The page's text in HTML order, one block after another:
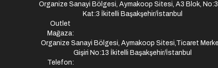
Organize Sanayi Bölgesi, Aymakoop Sitesi, A3 Blok,
Kat:3 İkitelli Başakşehir/İstanbul
Outlet
Mağaza:
Organize Sanayi Bölgesi, Aymakoop Sitesi,Ticaret
Gişiri No:13 İkitelli Başakşehir/İstanbul
Telefon: